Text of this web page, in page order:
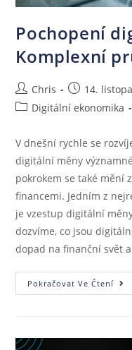
Pochopení
Komplexní
Chris
14.
Digitální ekonomika
V dnešní rychle se
digitální měny
pokrokem se také mění
financemi. Jedním z
je vzestup digitální
dozvíme, co jsou
dopad na finanční svět
Pokračovat Ve Čtení